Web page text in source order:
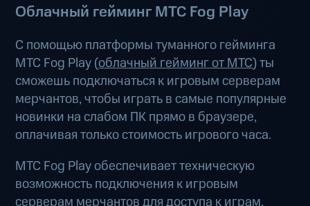
Облачный гейминг МТС Fog Play
С помощью платформы туманного гейминга
МТС Fog Play (облачный гейминг от МТС) ты
сможешь подключаться к игровым серверам
мерчантов, чтобы играть в самые популярные
новинки на слабом ПК прямо в браузере,
оплачивая только стоимость игрового часа.
МТС Fog Play обеспечивает техническую
возможность подключения к игровым
серверам мерчантов для доступа к играм.